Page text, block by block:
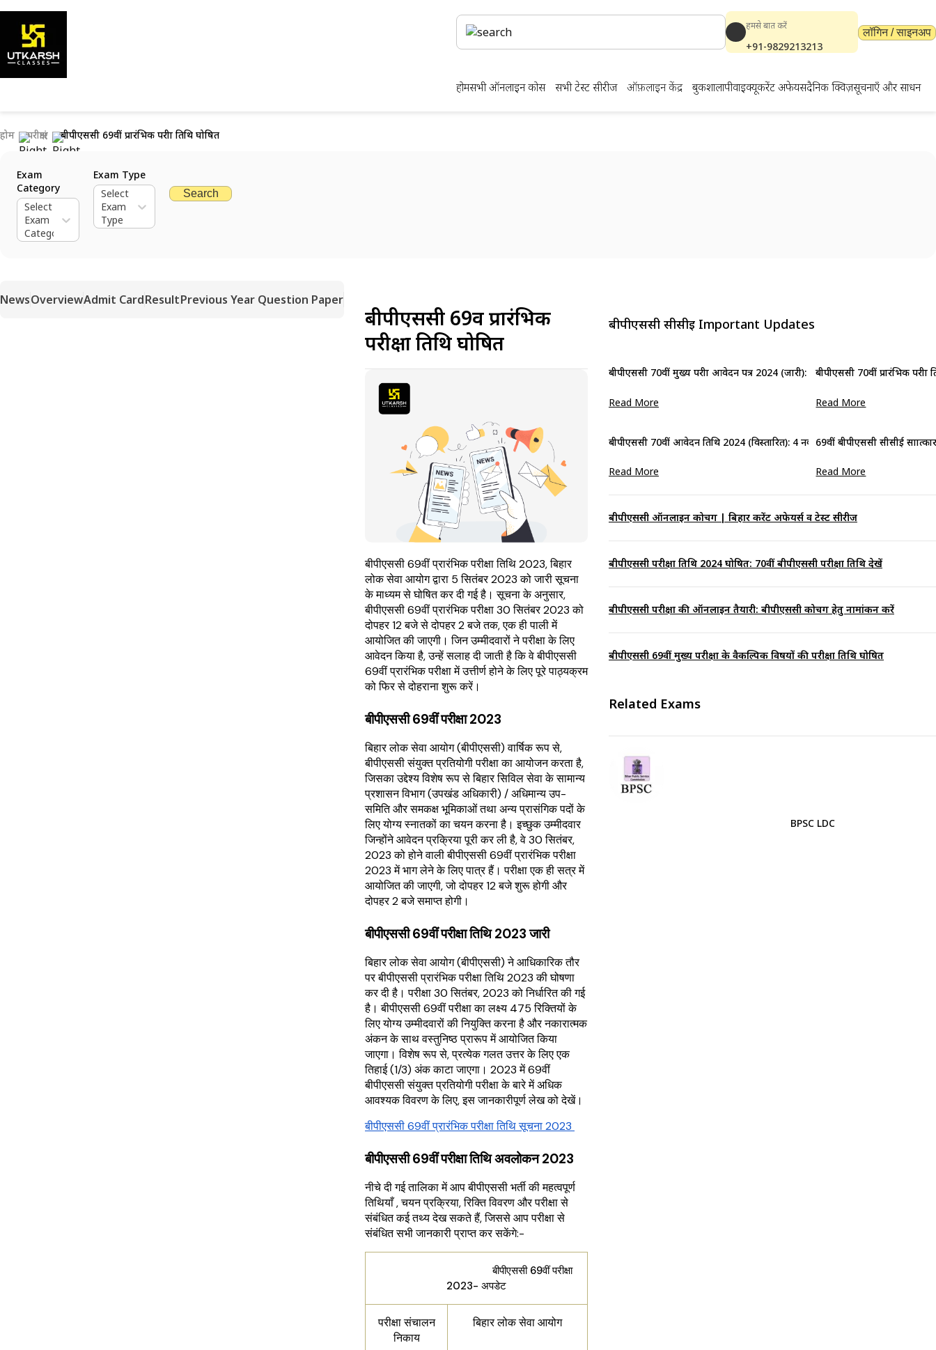
हमसे बात करें
+91-9829213213
लॉगिन / साइनअप
होमसभी ऑनलाइन कोर्स सभी टेस्ट सीरीज ऑफ़लाइन केंद्र बुकशालापीवाईक्यूकरेंट अफेयर्सदैनिक क्विज़सूचनाएँ और साधन
होम परीक्षाएं बीपीएससी 69वीं प्रारंभिक परीक्षा तिथि घोषित
Exam
Category
Select
Exam
Category
Exam Type
Select
Exam
Type
Search
NewsOverviewAdmit CardResultPrevious Year Question Paper
बीपीएससी 69वीं प्रारंभिक
परीक्षा तिथि घोषित
बीपीएससी 69वीं प्रारंभिक परीक्षा तिथि 2023, बिहार
लोक सेवा आयोग द्वारा 5 सितंबर 2023 को जारी सूचना
के माध्यम से घोषित कर दी गई है। सूचना के अनुसार,
बीपीएससी 69वीं प्रारंभिक परीक्षा 30 सितंबर 2023 को
दोपहर 12 बजे से दोपहर 2 बजे तक, एक ही पाली में
आयोजित की जाएगी। जिन उम्मीदवारों ने परीक्षा के लिए
आवेदन किया है, उन्हें सलाह दी जाती है कि वे बीपीएससी
69वीं प्रारंभिक परीक्षा में उत्तीर्ण होने के लिए पूरे पाठ्यक्रम
को फिर से दोहराना शुरू करें।
बीपीएससी 69वीं परीक्षा 2023
बिहार लोक सेवा आयोग (बीपीएससी) वार्षिक रूप से,
बीपीएससी संयुक्त प्रतियोगी परीक्षा का आयोजन करता है,
जिसका उद्देश्य विशेष रूप से बिहार सिविल सेवा के सामान्य
प्रशासन विभाग (उपखंड अधिकारी) / अधिमान्य उप-
समिति और समकक्ष भूमिकाओं तथा अन्य प्रासंगिक पदों के
लिए योग्य स्नातकों का चयन करना है। इच्छुक उम्मीदवार
जिन्होंने आवेदन प्रक्रिया पूरी कर ली है, वे 30 सितंबर,
2023 को होने वाली बीपीएससी 69वीं प्रारंभिक परीक्षा
2023 में भाग लेने के लिए पात्र हैं। परीक्षा एक ही सत्र में
आयोजित की जाएगी, जो दोपहर 12 बजे शुरू होगी और
दोपहर 2 बजे समाप्त होगी।
बीपीएससी 69वीं परीक्षा तिथि 2023 जारी
बिहार लोक सेवा आयोग (बीपीएससी) ने आधिकारिक तौर
पर बीपीएससी प्रारंभिक परीक्षा तिथि 2023 की घोषणा
कर दी है। परीक्षा 30 सितंबर, 2023 को निर्धारित की गई
है। बीपीएससी 69वीं परीक्षा का लक्ष्य 475 रिक्तियों के
लिए योग्य उम्मीदवारों की नियुक्ति करना है और नकारात्मक
अंकन के साथ वस्तुनिष्ठ प्रारूप में आयोजित किया
जाएगा। विशेष रूप से, प्रत्येक गलत उत्तर के लिए एक
तिहाई (1/3) अंक काटा जाएगा। 2023 में 69वीं
बीपीएससी संयुक्त प्रतियोगी परीक्षा के बारे में अधिक
आवश्यक विवरण के लिए, इस जानकारीपूर्ण लेख को देखें।
बीपीएससी 69वीं प्रारंभिक परीक्षा तिथि सूचना 2023
बीपीएससी 69वीं परीक्षा तिथि अवलोकन 2023
नीचे दी गई तालिका में आप बीपीएससी भर्ती की महत्वपूर्ण
तिथियाँ , चयन प्रक्रिया, रिक्ति विवरण और परीक्षा से
संबंधित कई तथ्य देख सकते हैं, जिससे आप परीक्षा से
संबंधित सभी जानकारी प्राप्त कर सकेंगे:-
बीपीएससी 69वीं परीक्षा
2023- अपडेट
परीक्षा संचालन
निकाय
बिहार लोक सेवा आयोग
बीपीएससी सीसीई Important Updates
बीपीएससी 70वीं मुख्य परीक्षा आवेदन पत्र 2024 (जारी): ऑनलाइन आवेदन करें
Read More
बीपीएससी 70वीं प्रारंभिक
Read More
बीपीएससी 70वीं आवेदन तिथि 2024 (विस्तारित): 4 नवंबर तक आवेदन करें
Read More
69वीं बीपीएससी सीसीई
Read More
बीपीएससी ऑनलाइन कोचिंग | बिहार करेंट अफेयर्स व टेस्ट सीरीज
बीपीएससी परीक्षा तिथि 2024 घोषित: 70वीं बीपीएससी परीक्षा तिथि देखें
बीपीएससी परीक्षा की ऑनलाइन तैयारी: बीपीएससी कोचिंग हेतु नामांकन करें
बीपीएससी 69वीं मुख्य परीक्षा के वैकल्पिक विषयों की परीक्षा तिथि घोषित
Related Exams
BPSC LDC